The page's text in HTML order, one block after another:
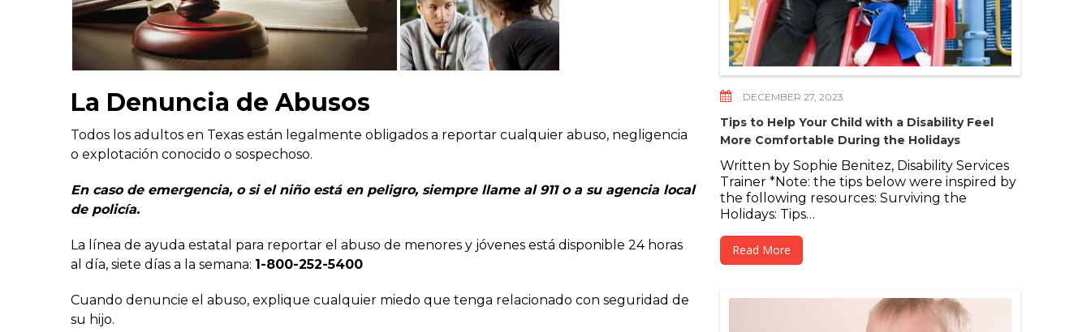
La Denuncia de Abusos
Todos los adultos en Texas están legalmente obligados a reportar cualquier abuso, negligencia
o explotación conocido o sospechoso.
En caso de emergencia, o si el niño está en peligro, siempre llame al 911 o a su agencia local
de policía.
La línea de ayuda estatal para reportar el abuso de menores y jóvenes está disponible 24 horas
al día, siete días a la semana: 1-800-252-5400
Cuando denuncie el abuso, explique cualquier miedo que tenga relacionado con seguridad de
su hijo.
DECEMBER 27, 2023
Tips to Help Your Child with a Disability Feel
More Comfortable During the Holidays
Written by Sophie Benitez, Disability Services
Trainer *Note: the tips below were inspired by
the following resources: Surviving the
Holidays: Tips…
Read More